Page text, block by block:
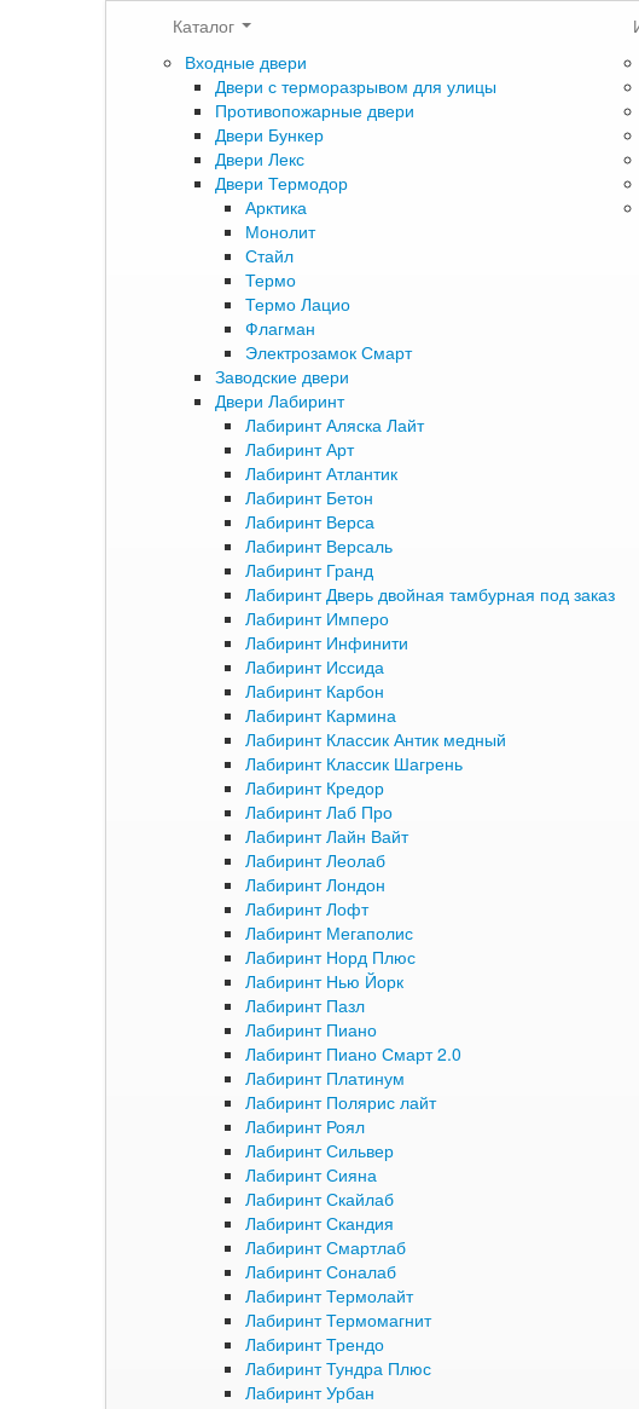
Каталог
Входные двери
Двери с терморазрывом для улицы
Противопожарные двери
Двери Бункер
Двери Лекс
Двери Термодор
Арктика
Монолит
Стайл
Термо
Термо Лацио
Флагман
Электрозамок Смарт
Заводские двери
Двери Лабиринт
Лабиринт Аляска Лайт
Лабиринт Арт
Лабиринт Атлантик
Лабиринт Бетон
Лабиринт Верса
Лабиринт Версаль
Лабиринт Гранд
Лабиринт Дверь двойная тамбурная под заказ
Лабиринт Имперо
Лабиринт Инфинити
Лабиринт Иссида
Лабиринт Карбон
Лабиринт Кармина
Лабиринт Классик Антик медный
Лабиринт Классик Шагрень
Лабиринт Кредор
Лабиринт Лаб Про
Лабиринт Лайн Вайт
Лабиринт Леолаб
Лабиринт Лондон
Лабиринт Лофт
Лабиринт Мегаполис
Лабиринт Норд Плюс
Лабиринт Нью Йорк
Лабиринт Пазл
Лабиринт Пиано
Лабиринт Пиано Смарт 2.0
Лабиринт Платинум
Лабиринт Полярис лайт
Лабиринт Роял
Лабиринт Сильвер
Лабиринт Сияна
Лабиринт Скайлаб
Лабиринт Скандия
Лабиринт Смартлаб
Лабиринт Соналаб
Лабиринт Термолайт
Лабиринт Термомагнит
Лабиринт Трендо
Лабиринт Тундра Плюс
Лабиринт Урбан